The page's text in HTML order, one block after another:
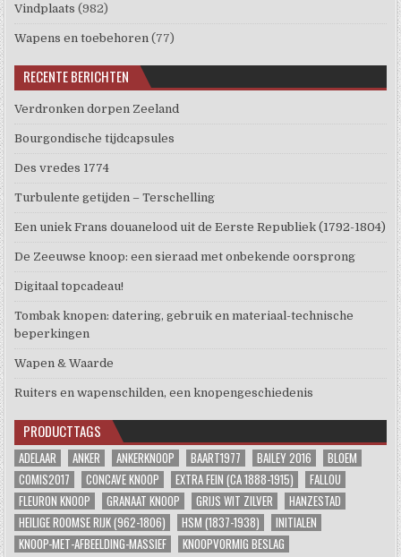
Vindplaats (982)
Wapens en toebehoren (77)
RECENTE BERICHTEN
Verdronken dorpen Zeeland
Bourgondische tijdcapsules
Des vredes 1774
Turbulente getijden – Terschelling
Een uniek Frans douanelood uit de Eerste Republiek (1792-1804)
De Zeeuwse knoop: een sieraad met onbekende oorsprong
Digitaal topcadeau!
Tombak knopen: datering, gebruik en materiaal-technische
beperkingen
Wapen & Waarde
Ruiters en wapenschilden, een knopengeschiedenis
PRODUCTTAGS
ADELAAR ANKER ANKERKNOOP BAART1977 BAILEY 2016
BLOEM
COMIS2017
CONCAVE KNOOP EXTRA FEIN (CA 1888-1915)
FALLOU
FLEURON KNOOP
GRANAAT KNOOP GRIJS WIT ZILVER
HANZESTAD
HEILIGE ROOMSE RIJK (962-1806)
HSM (1837-1938)
INITIALEN
KNOOP-MET-AFBEELDING-MASSIEF
KNOOPVORMIG BESLAG